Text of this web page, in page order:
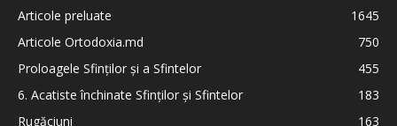
Articole preluate
1645
Articole Ortodoxia.md
750
Proloagele Sfinților și a Sfintelor
455
6. Acatiste închinate Sfinților și Sfintelor
183
Rugăciuni
163